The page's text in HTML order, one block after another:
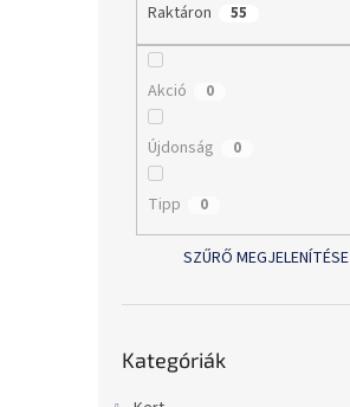
Raktáron 55
Akció 0
Újdonság 0
Tipp 0
SZŰRŐ MEGJELENÍTÉSE
átugrása
Kategóriák